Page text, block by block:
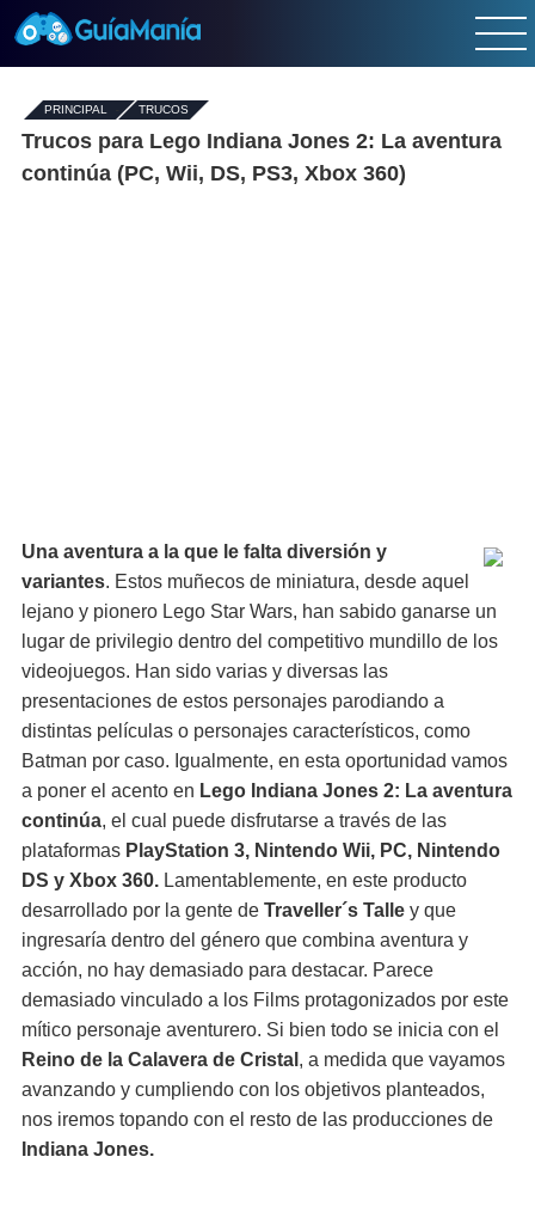
PRINCIPAL - TRUCOS
Trucos para Lego Indiana Jones 2: La aventura
continúa (PC, Wii, DS, PS3, Xbox 360)
Una aventura a la que le falta diversión y
variantes. Estos muñecos de miniatura, desde aquel
lejano y pionero Lego Star Wars, han sabido ganarse un
lugar de privilegio dentro del competitivo mundillo de los
videojuegos. Han sido varias y diversas las
presentaciones de estos personajes parodiando a
distintas películas o personajes característicos, como
Batman por caso. Igualmente, en esta oportunidad vamos
a poner el acento en Lego Indiana Jones 2: La aventura
continúa, el cual puede disfrutarse a través de las
plataformas PlayStation 3, Nintendo Wii, PC, Nintendo
DS y Xbox 360. Lamentablemente, en este producto
desarrollado por la gente de Traveller´s Talle y que
ingresaría dentro del género que combina aventura y
acción, no hay demasiado para destacar. Parece
demasiado vinculado a los Films protagonizados por este
mítico personaje aventurero. Si bien todo se inicia con el
Reino de la Calavera de Cristal , a medida que vayamos
avanzando y cumpliendo con los objetivos planteados,
nos iremos topando con el resto de las producciones de
Indiana Jones.